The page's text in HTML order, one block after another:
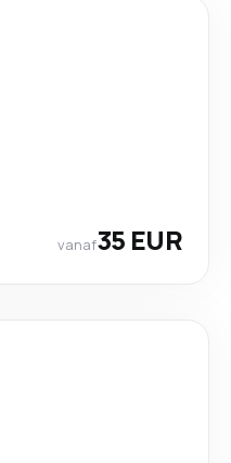
vanaf35 EUR